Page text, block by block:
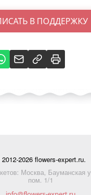
В ПОДДЕРЖКУ
2026 flowers-expert.ru.
Москва, Бауманская
пом. 1/1